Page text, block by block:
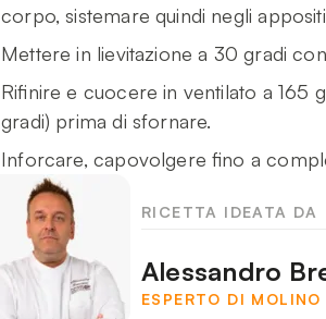
corpo, sistemare quindi negli
Mettere in lievitazione a 30 gradi
Rifinire e cuocere in ventilato a 165
gradi) prima di sfornare.
Inforcare, capovolgere fino a
RICETTA IDEATA DA
Alessandro
ESPERTO DI MOLINO